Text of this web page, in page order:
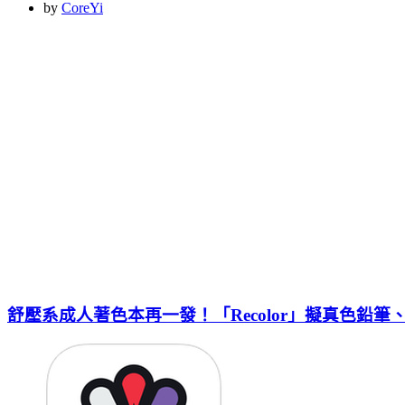
on
by CoreYi
舒壓系成人著色本再一發！「Recolor」擬真色鉛筆